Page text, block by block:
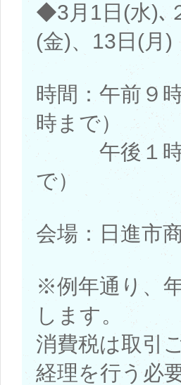
◆3月1日(水)､
(金)、13日(月)
時間：午前９
時まで）
午後１時～
で）
会場：日進市
※例年通り、
します。
消費税は取引
経理を行う必